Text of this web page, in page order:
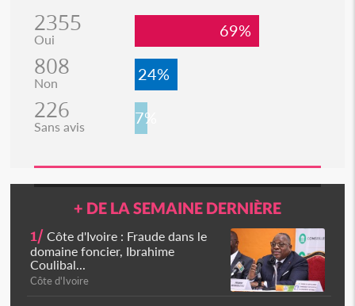
2355
Oui 69%
808
Non 24%
226
Sans avis 7%
+ DE LA SEMAINE DERNIÈRE
1/ Côte d'Ivoire : Fraude dans le
domaine foncier, Ibrahime
Coulibal...
Côte d'Ivoire